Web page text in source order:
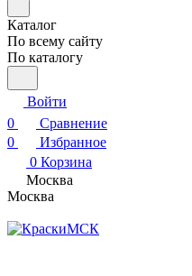
Каталог
По всему сайту
По каталогу
Войти
0
Сравнение
0
Избранное
0 Корзина
Москва
Москва